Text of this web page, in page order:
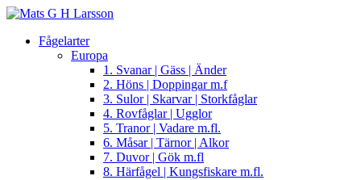
Fågelarter
Europa
1. Svanar | Gäss | Änder
2. Höns | Doppingar m.f
3. Sulor | Skarvar | Storkfåglar
4. Rovfåglar | Ugglor
5. Tranor | Vadare m.fl.
6. Måsar | Tärnor | Alkor
7. Duvor | Gök m.fl
8. Härfågel | Kungsfiskare m.fl.